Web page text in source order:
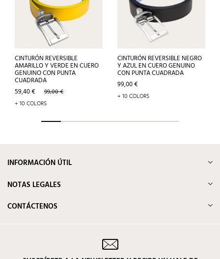
CINTURÓN REVERSIBLE
AMARILLO Y VERDE EN CUERO
GENUINO CON PUNTA
CUADRADA
Precio
59,40 € Precio
base
99,00 €
+ 10 COLORS
CINTURÓN REVERSIBLE NEGRO
Y AZUL EN CUERO GENUINO
CON PUNTA CUADRADA
Precio
99,00 €
+ 10 COLORS
INFORMACIÓN ÚTIL
NOTAS LEGALES
CONTÁCTENOS